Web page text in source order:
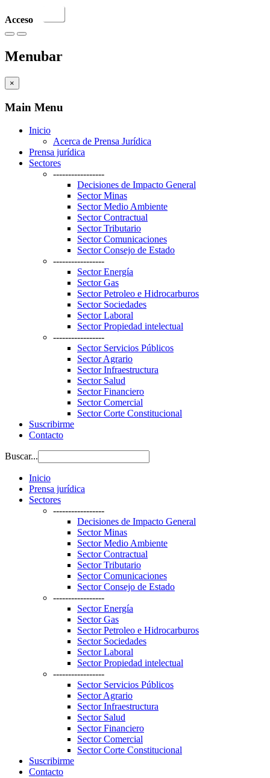
Acceso
Menubar
×
Main Menu
Inicio
Acerca de Prensa Jurídica
Prensa jurídica
Sectores
-----------------
Decisiones de Impacto General
Sector Minas
Sector Medio Ambiente
Sector Contractual
Sector Tributario
Sector Comunicaciones
Sector Consejo de Estado
-----------------
Sector Energía
Sector Gas
Sector Petroleo e Hidrocarburos
Sector Sociedades
Sector Laboral
Sector Propiedad intelectual
-----------------
Sector Servicios Públicos
Sector Agrario
Sector Infraestructura
Sector Salud
Sector Financiero
Sector Comercial
Sector Corte Constitucional
Suscribirme
Contacto
Buscar...
Inicio
Prensa jurídica
Sectores
-----------------
Decisiones de Impacto General
Sector Minas
Sector Medio Ambiente
Sector Contractual
Sector Tributario
Sector Comunicaciones
Sector Consejo de Estado
-----------------
Sector Energía
Sector Gas
Sector Petroleo e Hidrocarburos
Sector Sociedades
Sector Laboral
Sector Propiedad intelectual
-----------------
Sector Servicios Públicos
Sector Agrario
Sector Infraestructura
Sector Salud
Sector Financiero
Sector Comercial
Sector Corte Constitucional
Suscribirme
Contacto